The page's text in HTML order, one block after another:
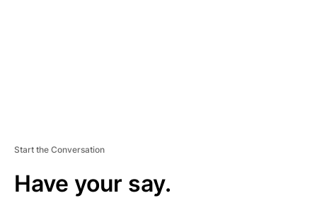
Start the Conversation
Have your say.